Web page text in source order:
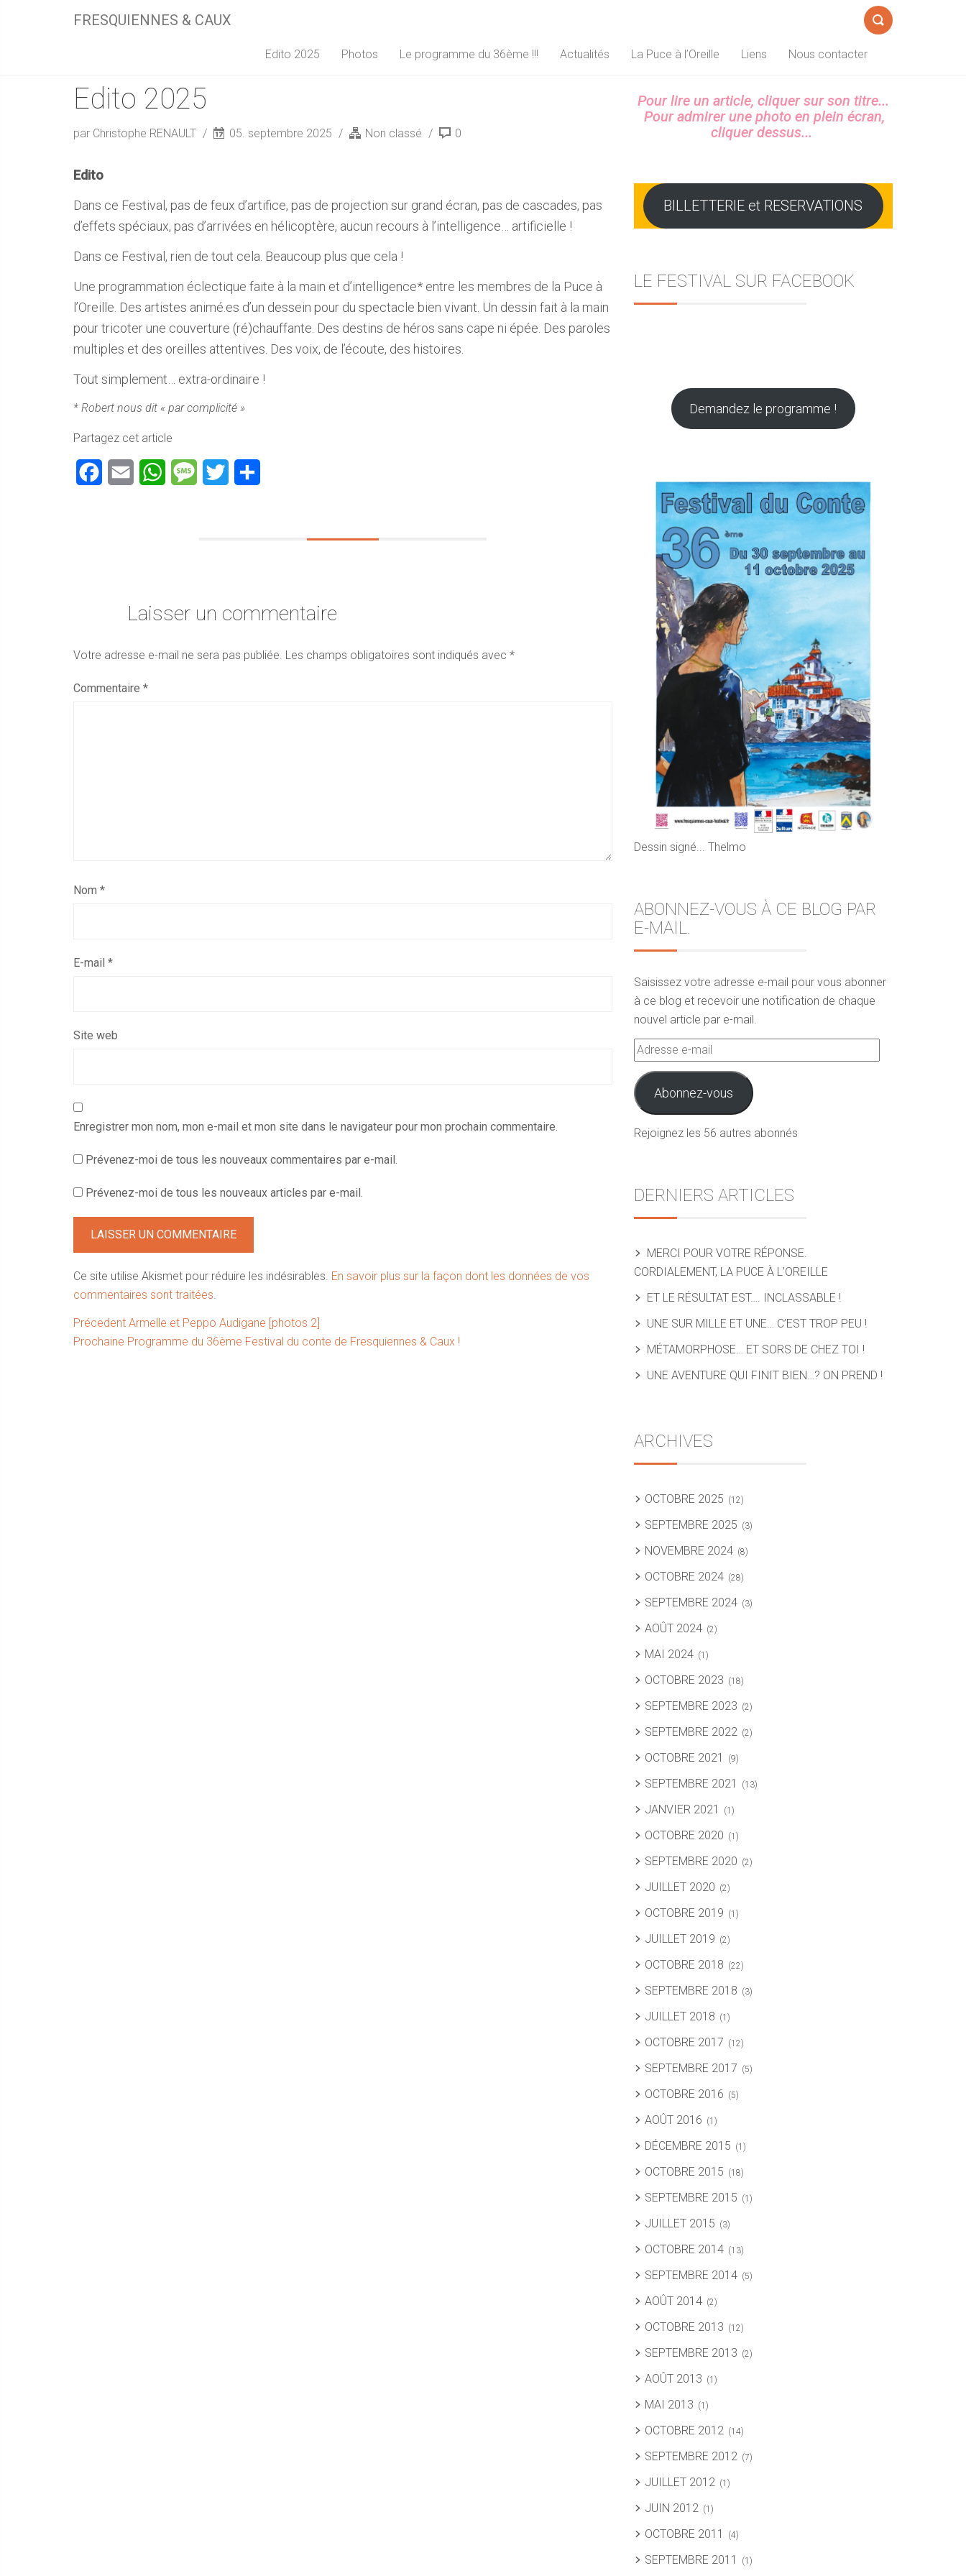
FRESQUIENNES & CAUX
de
Edito 2025 Photos Le programme du 36ème !!! Actualités La Puce à l’Oreille Liens Nous contacter
Edito 2025
par Christophe RENAULT 05. septembre 2025 Non classé 0
Edito
Dans ce Festival, pas de feux d’artifice, pas de projection sur grand écran, pas de cascades, pas
d’effets spéciaux, pas d’arrivées en hélicoptère, aucun recours à l’intelligence… artificielle !
Dans ce Festival, rien de tout cela. Beaucoup plus que cela !
Une programmation éclectique faite à la main et d’intelligence* entre les membres de la Puce à
l’Oreille. Des artistes animé.es d’un dessein pour du spectacle bien vivant. Un dessin fait à la main
pour tricoter une couverture (ré)chauffante. Des destins de héros sans cape ni épée. Des paroles
multiples et des oreilles attentives. Des voix, de l’écoute, des histoires.
Tout simplement… extra-ordinaire !
* Robert nous dit « par complicité »
Partagez cet article
Facebook
Email WhatsAppMessageTwitter
Laisser un commentaire
Votre adresse e-mail ne sera pas publiée. Les champs obligatoires sont indiqués avec *
Commentaire *
Nom *
E-mail *
Site web
Enregistrer mon nom, mon e-mail et mon site dans le navigateur pour mon prochain commentaire.
Prévenez-moi de tous les nouveaux commentaires par e-mail.
Prévenez-moi de tous les nouveaux articles par e-mail.
Ce site utilise Akismet pour réduire les indésirables. En savoir plus sur la façon dont les données de vos
commentaires sont traitées.
Navigation
de
Précedent Article
précédent :
Armelle et Peppo Audigane [photos 2]
Prochaine Article
Programme du 36ème Festival du conte de Fresquiennes & Caux !
Sidebar
Pour lire un article, cliquer sur son titre...
Pour admirer une photo en plein écran,
cliquer dessus...
BILLETTERIE et RESERVATIONS
LE FESTIVAL SUR FACEBOOK
Demandez le programme !
Dessin signé... Thelmo
ABONNEZ-VOUS À CE BLOG PAR
E-MAIL.
Saisissez votre adresse e-mail pour vous abonner
à ce blog et recevoir une notification de chaque
nouvel article par e-mail.
Adresse
e-
mail
Abonnez-vous
Rejoignez les 56 autres abonnés
DERNIERS ARTICLES
MERCI POUR VOTRE RÉPONSE.
CORDIALEMENT, LA PUCE À L’OREILLE
ET LE RÉSULTAT EST…. INCLASSABLE !
UNE SUR MILLE ET UNE… C’EST TROP PEU !
MÉTAMORPHOSE… ET SORS DE CHEZ TOI !
UNE AVENTURE QUI FINIT BIEN…? ON PREND !
ARCHIVES
OCTOBRE 2025 (12)
SEPTEMBRE 2025 (3)
NOVEMBRE 2024 (8)
OCTOBRE 2024 (28)
SEPTEMBRE 2024 (3)
AOÛT 2024 (2)
MAI 2024 (1)
OCTOBRE 2023 (18)
SEPTEMBRE 2023 (2)
SEPTEMBRE 2022 (2)
OCTOBRE 2021 (9)
SEPTEMBRE 2021 (13)
JANVIER 2021 (1)
OCTOBRE 2020 (1)
SEPTEMBRE 2020 (2)
JUILLET 2020 (2)
OCTOBRE 2019 (1)
JUILLET 2019 (2)
OCTOBRE 2018 (22)
SEPTEMBRE 2018 (3)
JUILLET 2018 (1)
OCTOBRE 2017 (12)
SEPTEMBRE 2017 (5)
OCTOBRE 2016 (5)
AOÛT 2016 (1)
DÉCEMBRE 2015 (1)
OCTOBRE 2015 (18)
SEPTEMBRE 2015 (1)
JUILLET 2015 (3)
OCTOBRE 2014 (13)
SEPTEMBRE 2014 (5)
AOÛT 2014 (2)
OCTOBRE 2013 (12)
SEPTEMBRE 2013 (2)
AOÛT 2013 (1)
MAI 2013 (1)
OCTOBRE 2012 (14)
SEPTEMBRE 2012 (7)
JUILLET 2012 (1)
JUIN 2012 (1)
OCTOBRE 2011 (4)
SEPTEMBRE 2011 (1)